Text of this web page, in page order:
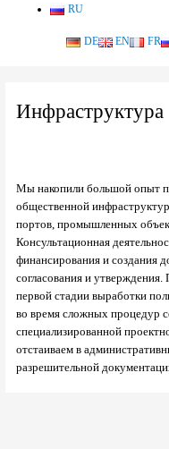
RU
DE EN FR
Инфраструктура
Мы накопили большой опыт
общественной
портов, промышленных
Консультационная
финансирования и создания
согласования и
первой стадии выработки
во время сложных процедур
специализированной
отстаиваем в
разрешительной